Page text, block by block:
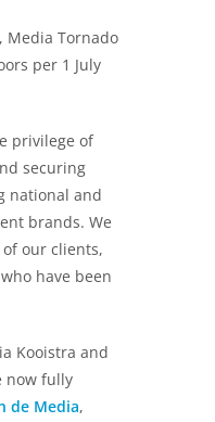
Media Tornado
per 1 July
privilege of
securing
national and
brands. We
our clients,
have been
Kooistra and
now fully
de Media,